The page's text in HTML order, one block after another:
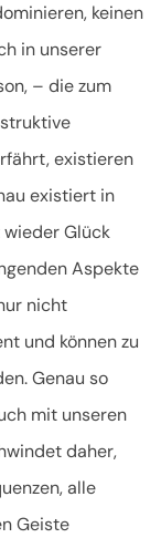
keinen
in unserer
– die zum
existieren
existiert in
wieder Glück
Aspekte
nicht
und können zu
Genau so
mit unseren
daher,
alle
Geiste